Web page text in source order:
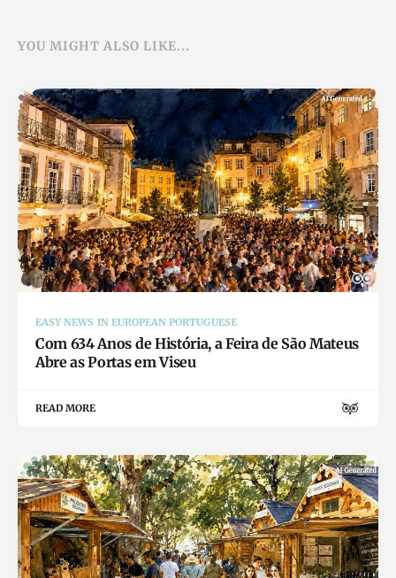
YOU MIGHT ALSO LIKE...
EASY NEWS IN EUROPEAN PORTUGUESE
Com 634 Anos de História, a Feira de São Mateus
Abre as Portas em Viseu
READ MORE